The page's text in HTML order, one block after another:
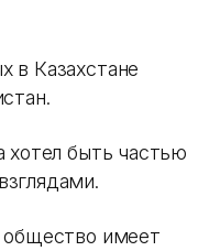
в Казахстане
хотел быть частью
общество имеет